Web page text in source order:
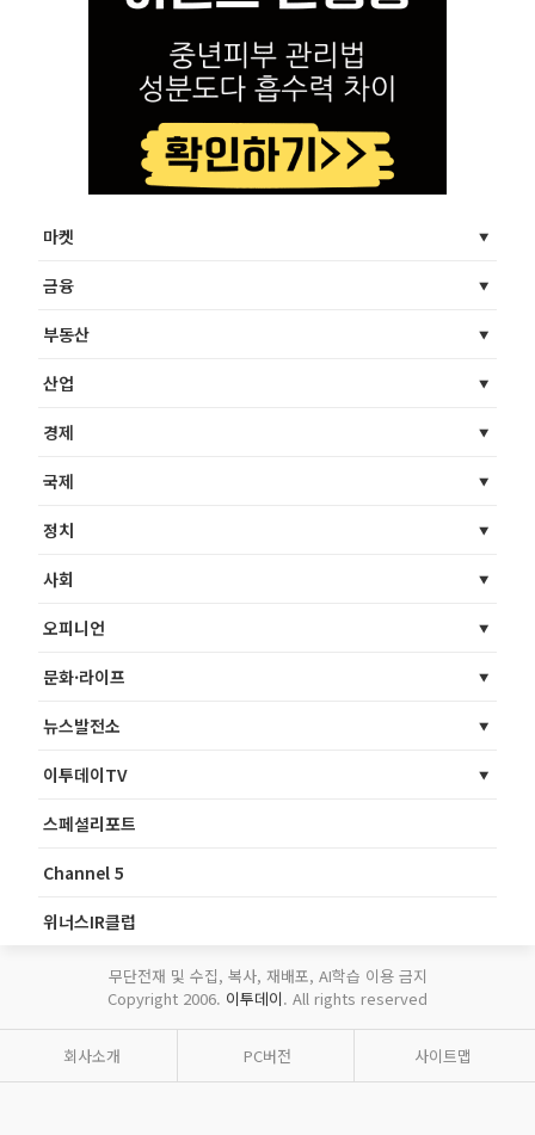
마켓
금융
부동산
산업
경제
국제
정치
사회
오피니언
문화·라이프
뉴스발전소
이투데이TV
스페셜리포트
Channel 5
위너스IR클럽
무단전재 및 수집, 복사, 재배포, AI학습 이용 금지
Copyright 2006. 이투데이. All rights reserved
회사소개 PC버전 사이트맵